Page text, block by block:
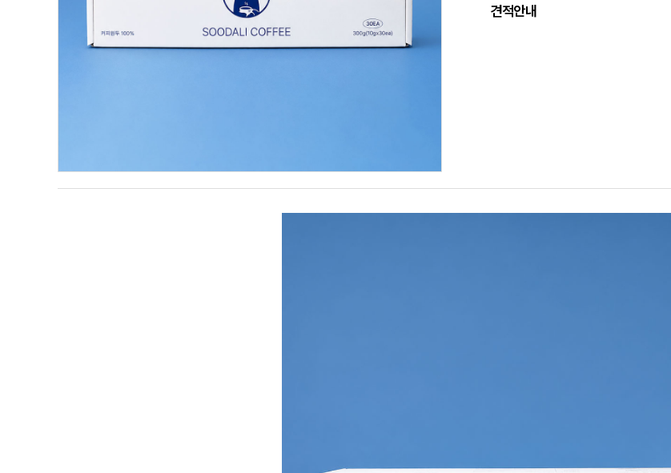
견적안내